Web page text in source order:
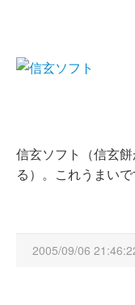
信玄ソフト（信玄
る）。これうまいで
2005/09/06